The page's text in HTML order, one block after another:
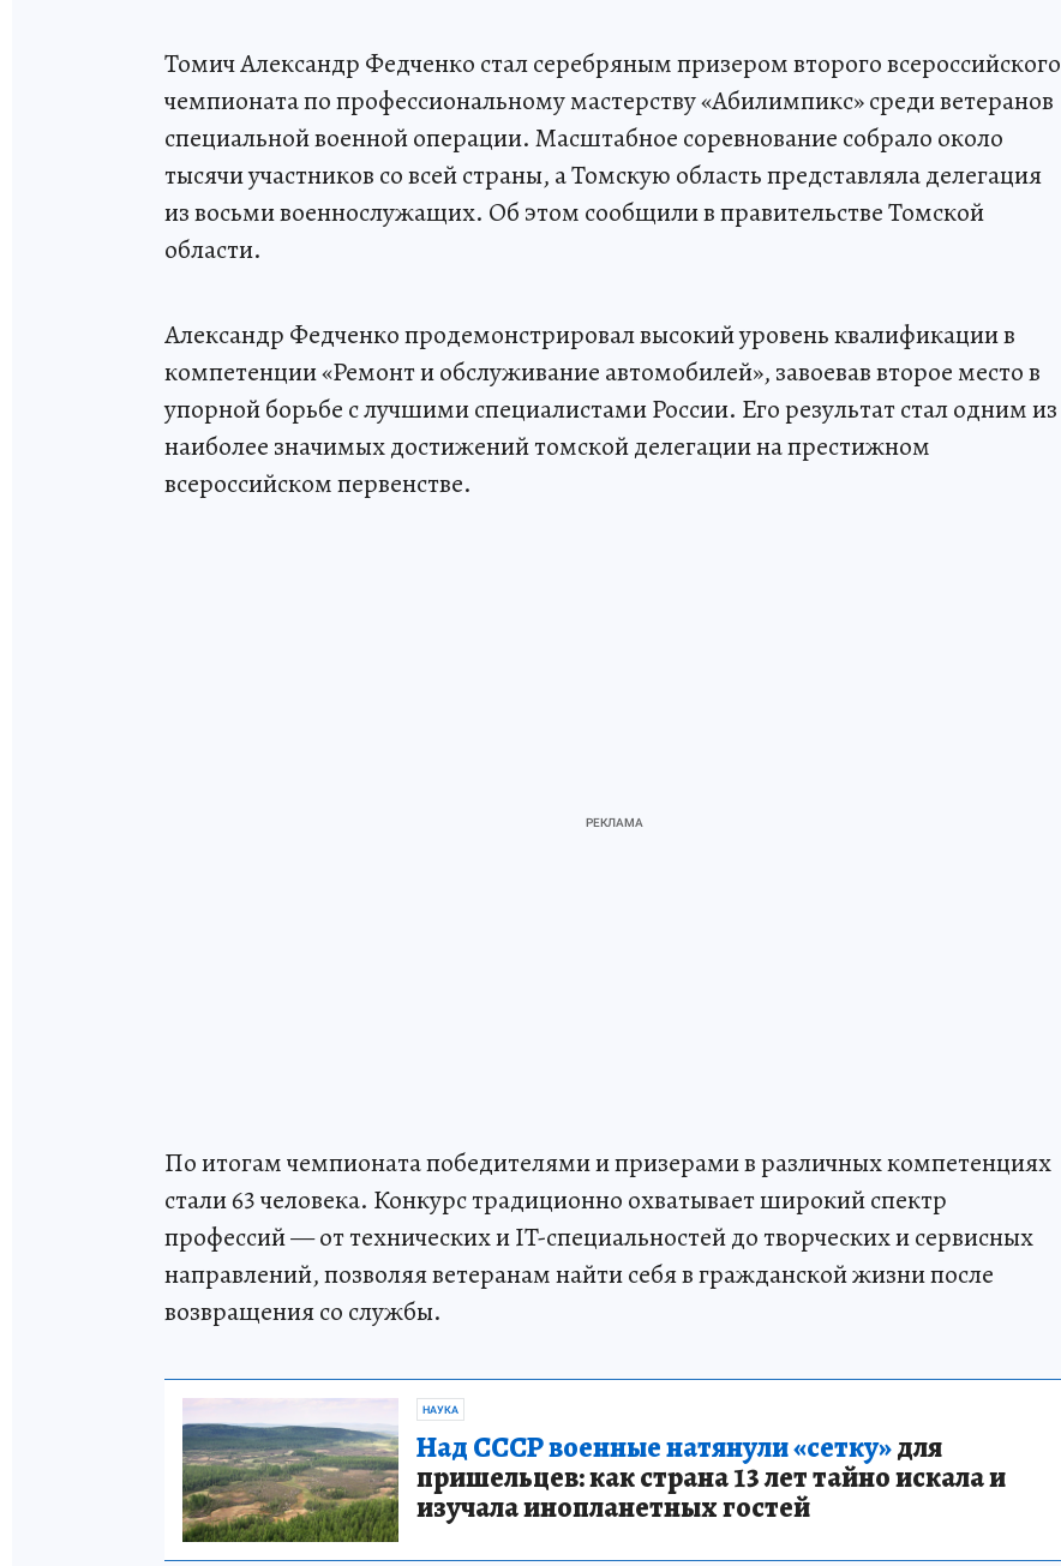
Томич Александр Федченко стал серебряным призером второго всероссийского
чемпионата по профессиональному мастерству «Абилимпикс» среди ветеранов
специальной военной операции. Масштабное соревнование собрало около
тысячи участников со всей страны, а Томскую область представляла делегация
из восьми военнослужащих. Об этом сообщили в правительстве Томской
области.
Александр Федченко продемонстрировал высокий уровень квалификации в
компетенции «Ремонт и обслуживание автомобилей», завоевав второе место в
упорной борьбе с лучшими специалистами России. Его результат стал одним из
наиболее значимых достижений томской делегации на престижном
всероссийском первенстве.
По итогам чемпионата победителями и призерами в различных компетенциях
стали 63 человека. Конкурс традиционно охватывает широкий спектр
профессий — от технических и IT-специальностей до творческих и сервисных
направлений, позволяя ветеранам найти себя в гражданской жизни после
возвращения со службы.
НАУКА
Над СССР военные натянули «сетку»для
пришельцев: как страна 13 лет тайно искала и
изучала инопланетных гостей